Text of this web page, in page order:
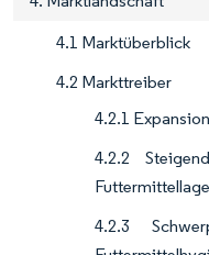
4.1 Marktüberblick
4.2 Markttreiber
4.2.1
4.2.2
4.2.3